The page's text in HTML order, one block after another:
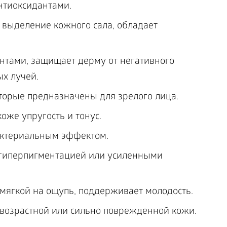
кожного сала, обладает
защищает дерму от негативного
лучей.
предназначены для зрелого лица.
упругость и тонус.
эффектом.
или усиленными
на ощупь, поддерживает молодость.
или сильно поврежденной кожи.